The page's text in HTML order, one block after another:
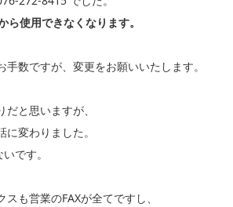
ら使用できなくなります。
数ですが、変更をお願いいたします。
と思いますが、
変わりました。
です。
も営業のFAXが全てですし、